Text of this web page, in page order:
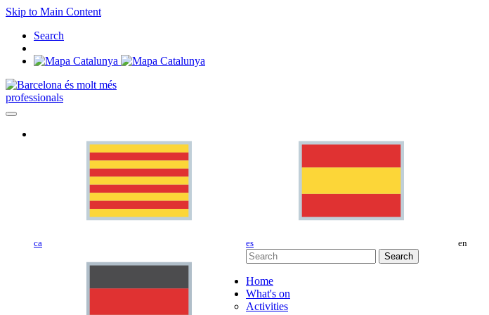
Skip to Main Content
Search
professionals
ca es en
Search
Home
What's on
Activities